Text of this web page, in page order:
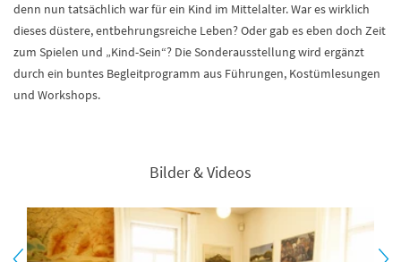
denn nun tatsächlich war für ein Kind im Mittelalter. War es wirklich
dieses düstere, entbehrungsreiche Leben? Oder gab es eben doch Zeit
zum Spielen und „Kind-Sein“? Die Sonderausstellung wird ergänzt
durch ein buntes Begleitprogramm aus Führungen, Kostümlesungen
und Workshops.
Bilder & Videos